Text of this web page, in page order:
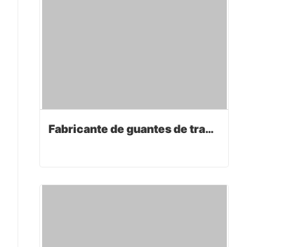
Fabricante de guantes de trabajo
Fabricante de guantes de trabajo